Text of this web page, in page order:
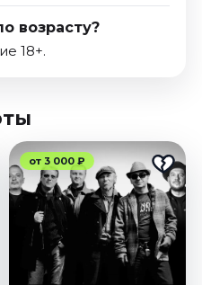
возрасту?
18+.
от 3 000 ₽